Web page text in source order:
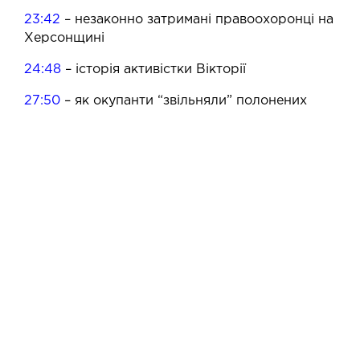
23:42 – незаконно затримані правоохоронці на
Херсонщині
24:48 – історія активістки Вікторії
27:50 – як окупанти “звільняли” полонених